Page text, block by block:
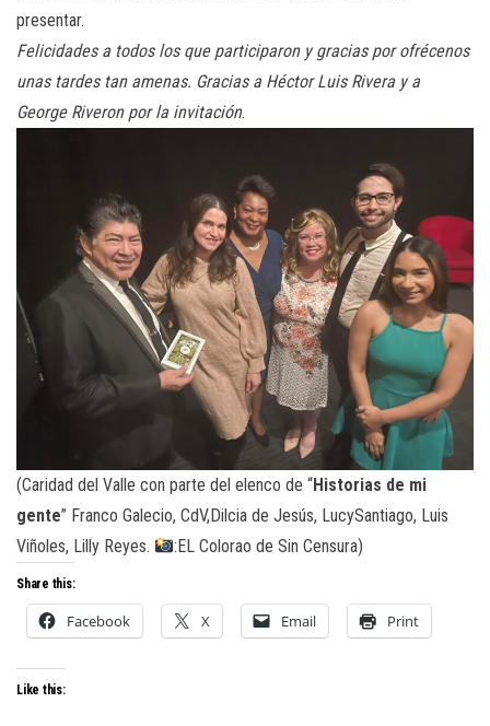
presentar.
Felicidades a todos los que participaron y gracias por ofrécenos
unas tardes tan amenas. Gracias a Héctor Luis Rivera y a
George Riveron por la invitación.
(Caridad del Valle con parte del elenco de “Historias de mi
gente” Franco Galecio, CdV,Dilcia de Jesús, LucySantiago, Luis
Viñoles, Lilly Reyes.
:EL Colorao de Sin Censura)
Share this:
Facebook X Email Print
Like this: